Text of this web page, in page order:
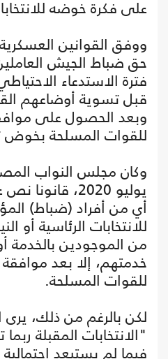
على فكرة خوضه
ووفق القوانين
حق ضباط الجيش
فترة الاستدعاء
قبل تسوية أوضاعهم
وبعد الحصول على
للقوات المسلحة بخوض
وكان مجلس النواب
يوليو 2020،
أي من أفراد (ضباط)
للانتخابات الرئاسية أو
من الموجودين بالخدمة
خدمتهم، إلا بعد
للقوات المسلحة.
لكن بالرغم من ذلك،
"الانتخابات المقبلة
فيما لم يستبعد